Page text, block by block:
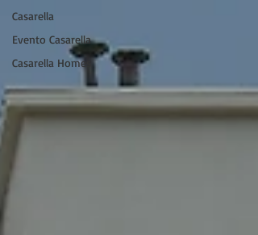
Casarella
Evento Casarella
Casarella Homes